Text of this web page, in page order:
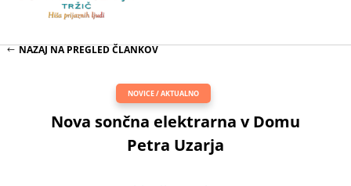
NAZAJ NA PREGLED ČLANKOV
NOVICE / AKTUALNO
Nova sončna elektrarna v Domu
Petra Uzarja